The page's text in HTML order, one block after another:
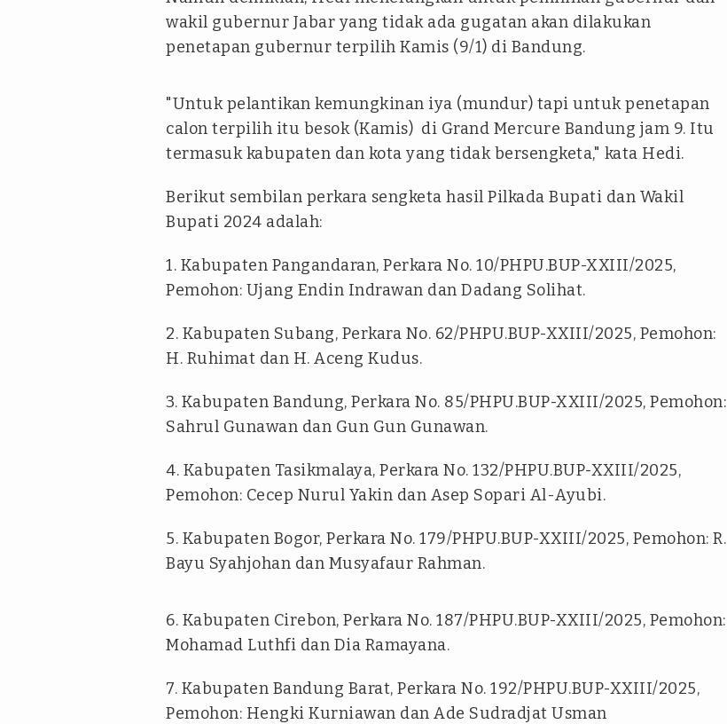
wakil gubernur Jabar yang tidak ada gugatan akan dilakukan
penetapan gubernur terpilih Kamis (9/1) di Bandung.
"Untuk pelantikan kemungkinan iya (mundur) tapi untuk penetapan
calon terpilih itu besok (Kamis) di Grand Mercure Bandung jam 9. Itu
termasuk kabupaten dan kota yang tidak bersengketa," kata Hedi.
Berikut sembilan perkara sengketa hasil Pilkada Bupati dan Wakil
Bupati 2024 adalah:
1. Kabupaten Pangandaran, Perkara No. 10/PHPU.BUP-XXIII/2025,
Pemohon: Ujang Endin Indrawan dan Dadang Solihat.
2. Kabupaten Subang, Perkara No. 62/PHPU.BUP-XXIII/2025, Pemohon:
H. Ruhimat dan H. Aceng Kudus.
3. Kabupaten Bandung, Perkara No. 85/PHPU.BUP-XXIII/2025, Pemohon:
Sahrul Gunawan dan Gun Gun Gunawan.
4. Kabupaten Tasikmalaya, Perkara No. 132/PHPU.BUP-XXIII/2025,
Pemohon: Cecep Nurul Yakin dan Asep Sopari Al-Ayubi.
5. Kabupaten Bogor, Perkara No. 179/PHPU.BUP-XXIII/2025, Pemohon: R.
Bayu Syahjohan dan Musyafaur Rahman.
6. Kabupaten Cirebon, Perkara No. 187/PHPU.BUP-XXIII/2025, Pemohon:
Mohamad Luthfi dan Dia Ramayana.
7. Kabupaten Bandung Barat, Perkara No. 192/PHPU.BUP-XXIII/2025,
Pemohon: Hengki Kurniawan dan Ade Sudradjat Usman